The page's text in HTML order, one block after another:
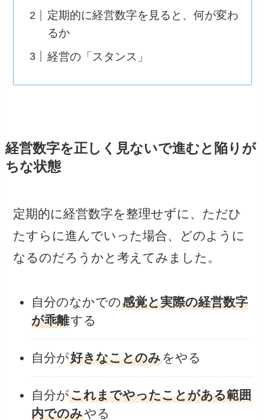
定期的に経営数字を見ると、何が変わ
るか
経営の「スタンス」
経営数字を正しく見ないで進むと陥りが
ちな状態
定期的に経営数字を整理せずに、ただひ
たすらに進んでいった場合、どのように
なるのだろうかと考えてみました。
自分のなかでの感覚と実際の経営数字
が乖離する
自分が好きなことのみをやる
自分がこれまでやったことがある範囲
内でのみやる